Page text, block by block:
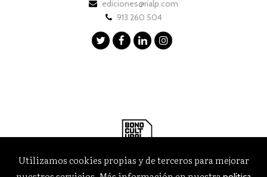
ediciones@rialp.com
913 260 504
Utilizamos cookies propias y de terceros para mejorar